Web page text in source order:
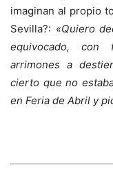
imaginan al propio
Sevilla?: «Quiero
equivocado, con
arrimones a
cierto que no
en Feria de Abril y